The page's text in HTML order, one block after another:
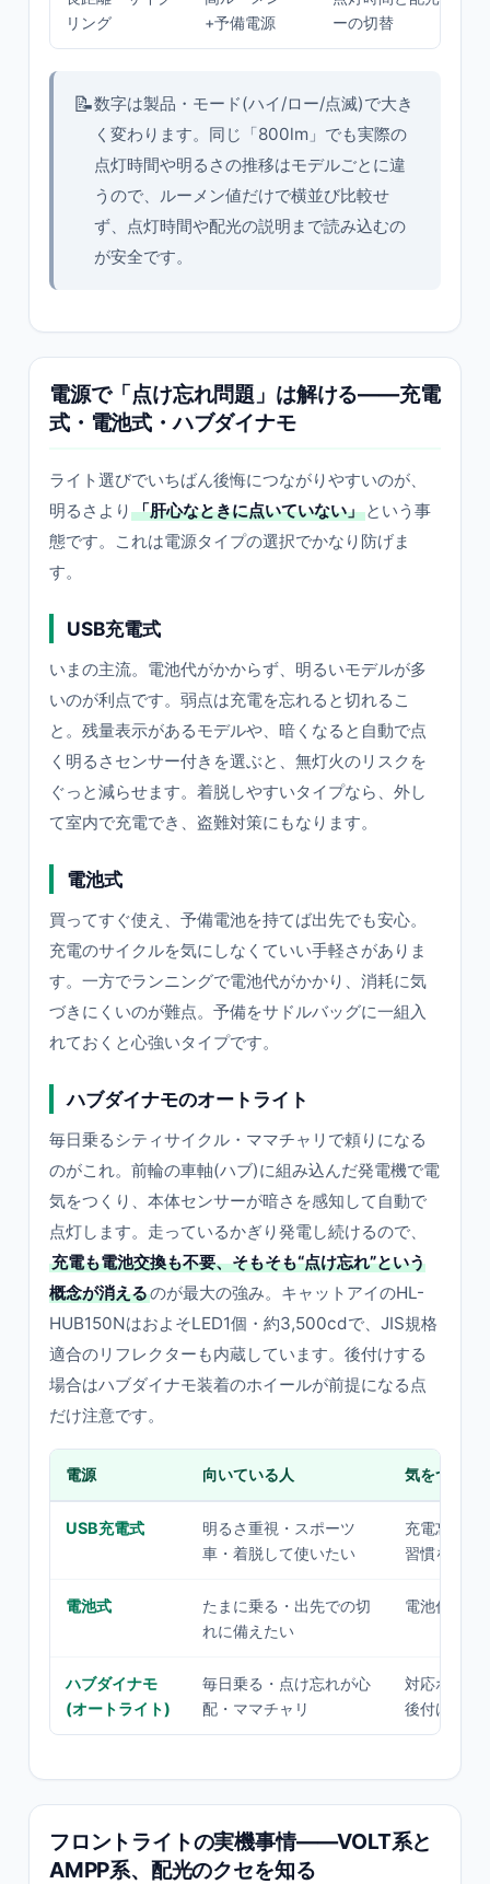
リング
+予備電源
ーの切替
📝数字は製品・モード(ハイ/ロー/点滅)で大き
く変わります。同じ「800lm」でも実際の
点灯時間や明るさの推移はモデルごとに違
うので、ルーメン値だけで横並び比較せ
ず、点灯時間や配光の説明まで読み込むの
が安全です。
電源で「点け忘れ問題」は解ける——充電
式・電池式・ハブダイナモ
ライト選びでいちばん後悔につながりやすいのが、
明るさより 「肝心なときに点いていない」 という事
態です。これは電源タイプの選択でかなり防げま
す。
USB充電式
いまの主流。電池代がかからず、明るいモデルが多
いのが利点です。弱点は充電を忘れると切れるこ
と。残量表示があるモデルや、暗くなると自動で点
く明るさセンサー付きを選ぶと、無灯火のリスクを
ぐっと減らせます。着脱しやすいタイプなら、外し
て室内で充電でき、盗難対策にもなります。
電池式
買ってすぐ使え、予備電池を持てば出先でも安心。
充電のサイクルを気にしなくていい手軽さがありま
す。一方でランニングで電池代がかかり、消耗に気
づきにくいのが難点。予備をサドルバッグに一組入
れておくと心強いタイプです。
ハブダイナモのオートライト
毎日乗るシティサイクル・ママチャリで頼りになる
のがこれ。前輪の車軸(ハブ)に組み込んだ発電機で電
気をつくり、本体センサーが暗さを感知して自動で
点灯します。走っているかぎり発電し続けるので、
充電も電池交換も不要、そもそも“点け忘れ”という
概念が消えるのが最大の強み。キャットアイのHL-
HUB150NはおよそLED1個・約3,500cdで、JIS規格
適合のリフレクターも内蔵しています。後付けする
場合はハブダイナモ装着のホイールが前提になる点
だけ注意です。
電源 向いている人 気をつける
USB充電式
明るさ重視・スポーツ
車・着脱して使いたい
充電忘れ。
習慣を
電池式
たまに乗る・出先での切
れに備えたい
電池代。予
ハブダイナモ
(オートライト)
毎日乗る・点け忘れが心
配・ママチャリ
対応ホイー
後付けはや
フロントライトの実機事情——VOLT系と
AMPP系、配光のクセを知る